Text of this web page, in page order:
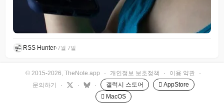
RSS Hunter•7월 7일
© 2015-2026, TheNote.app · 개인정보 보호정책 · 이용 약관
·
문의하기
· · · 갤럭시 스토어
 AppStore
 MacOS